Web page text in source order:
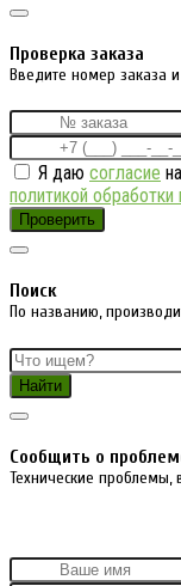
Проверка заказа
Введите номер заказа
Я даю согласие
политикой
Проверить
Поиск
По названию,
Найти
Cообщить о
Технические проблемы,